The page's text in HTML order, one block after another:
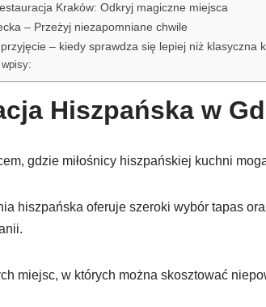
Kraków: Odkryj magiczne miejsca
– Przeżyj niezapomniane chwile
– kiedy sprawdza się lepiej niż klasyczna
Hiszpańska w
gdzie miłośnicy hiszpańskiej kuchni
hiszpańska oferuje szeroki wybór tapas
miejsc, w których można skosztować